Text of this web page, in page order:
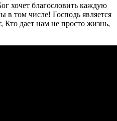
хочет благословить каждую
том числе! Господь является
дает нам не просто жизнь,